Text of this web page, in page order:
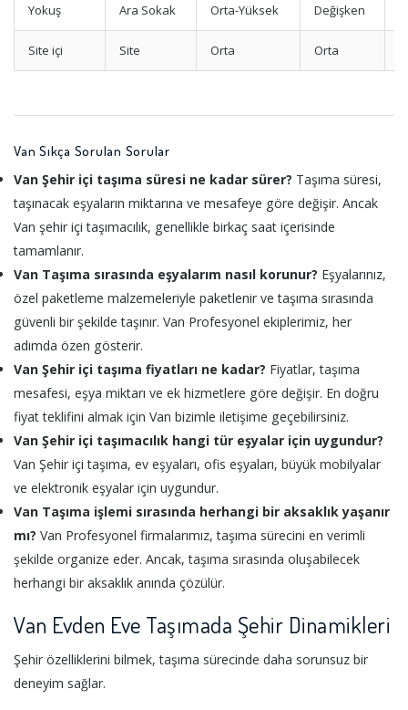
Yokuş Ara Sokak Orta-Yüksek Değişken
Site içi Site Orta Orta
Van Sıkça Sorulan Sorular
Van Şehir içi taşıma süresi ne kadar sürer? Taşıma süresi,
taşınacak eşyaların miktarına ve mesafeye göre değişir. Ancak
Van şehir içi taşımacılık, genellikle birkaç saat içerisinde
tamamlanır.
Van Taşıma sırasında eşyalarım nasıl korunur? Eşyalarınız,
özel paketleme malzemeleriyle paketlenir ve taşıma sırasında
güvenli bir şekilde taşınır. Van Profesyonel ekiplerimiz, her
adımda özen gösterir.
Van Şehir içi taşıma fiyatları ne kadar? Fiyatlar, taşıma
mesafesi, eşya miktarı ve ek hizmetlere göre değişir. En doğru
fiyat teklifini almak için Van bizimle iletişime geçebilirsiniz.
Van Şehir içi taşımacılık hangi tür eşyalar için uygundur?
Van Şehir içi taşıma, ev eşyaları, ofis eşyaları, büyük mobilyalar
ve elektronik eşyalar için uygundur.
Van Taşıma işlemi sırasında herhangi bir aksaklık yaşanır
mı? Van Profesyonel firmalarımız, taşıma sürecini en verimli
şekilde organize eder. Ancak, taşıma sırasında oluşabilecek
herhangi bir aksaklık anında çözülür.
Van Evden Eve Taşımada Şehir Dinamikleri
Şehir özelliklerini bilmek, taşıma sürecinde daha sorunsuz bir
deneyim sağlar.